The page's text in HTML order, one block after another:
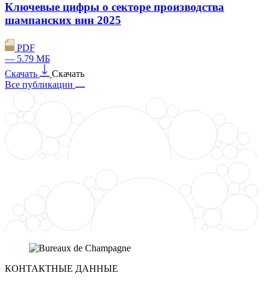
Ключевые цифры о секторе производства
шампанских вин 2025
PDF
— 5.79 МБ
Скачать
Скачать
Все публикации
КОНТАКТНЫЕ ДАННЫЕ